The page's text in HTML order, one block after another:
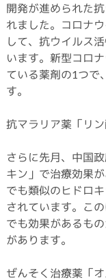
開発が進められた
れました。コロナ
して、抗ウイルス
います。新型コロ
ている薬剤の1つで
す。
抗マラリア薬「リン
さらに先月、中国
キン」で治療効果
でも類似のヒドロ
されています。こ
でも効果があるも
があります。
ぜんそく治療薬「オ